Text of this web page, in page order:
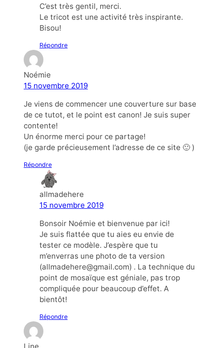
C’est très gentil, merci.
Le tricot est une activité très inspirante.
Bisou!
Répondre
Noémie
15 novembre 2019
Je viens de commencer une couverture sur base
de ce tutot, et le point est canon! Je suis super
contente!
Un énorme merci pour ce partage!
(je garde précieusement l’adresse de ce site 🙂 )
Répondre
allmadehere
15 novembre 2019
Bonsoir Noémie et bienvenue par ici!
Je suis flattée que tu aies eu envie de
tester ce modèle. J’espère que tu
m’enverras une photo de ta version
(allmadehere@gmail.com) . La technique du
point de mosaïque est géniale, pas trop
compliquée pour beaucoup d’effet. A
bientôt!
Répondre